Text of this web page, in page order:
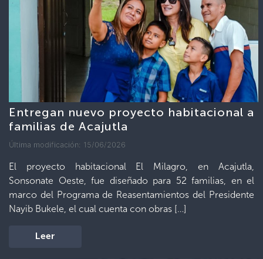
Entregan nuevo proyecto habitacional a
familias de Acajutla
Última modificación: 15/06/2026
El proyecto habitacional El Milagro, en Acajutla,
Sonsonate Oeste, fue diseñado para 52 familias, en el
marco del Programa de Reasentamientos del Presidente
Nayib Bukele, el cual cuenta con obras […]
Leer